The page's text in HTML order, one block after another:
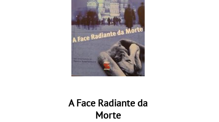
A Face Radiante da
Morte